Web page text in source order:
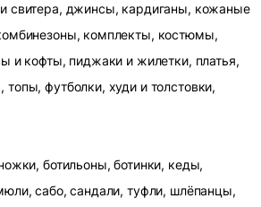
свитера, джинсы, кардиганы, кожаные
комплекты, костюмы,
и кофты, пиджаки и жилетки, платья,
футболки, худи и толстовки,
ботильоны, ботинки, кеды,
сабо, сандали, туфли, шлёпанцы,